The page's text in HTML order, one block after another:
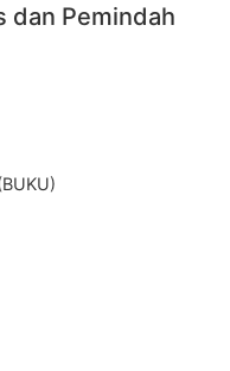
dan Pemindah